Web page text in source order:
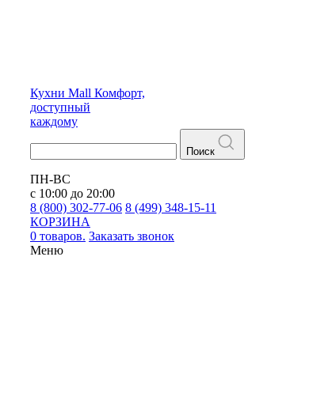
Кухни Mall Комфорт,
доступный
каждому
Поиск
ПН-ВС
с 10:00 до 20:00
8 (800) 302-77-06 8 (499) 348-15-11
КОРЗИНА
0 товаров. Заказать звонок
Меню